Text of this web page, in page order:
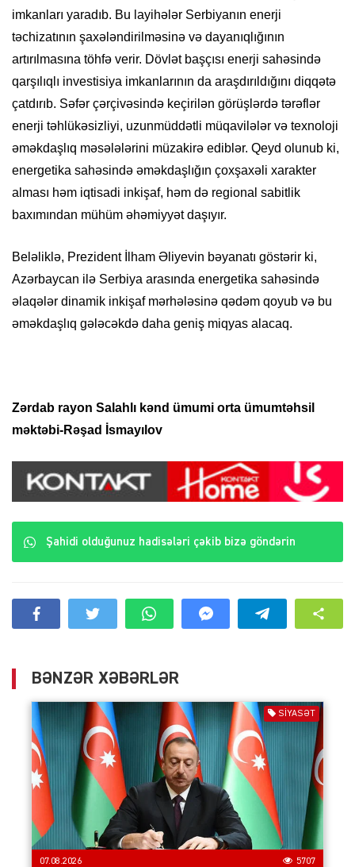
imkanları yaradıb. Bu layihələr Serbiyanın enerji
təchizatının şaxələndirilməsinə və dayanıqlığının
artırılmasına töhfə verir. Dövlət başçısı enerji sahəsində
qarşılıqlı investisiya imkanlarının da araşdırıldığını diqqətə
çatdırıb. Səfər çərçivəsində keçirilən görüşlərdə tərəflər
enerji təhlükəsizliyi, uzunmüddətli müqavilələr və texnoloji
əməkdaşlıq məsələlərini müzakirə ediblər. Qeyd olunub ki,
energetika sahəsində əməkdaşlığın çoxşaxəli xarakter
alması həm iqtisadi inkişaf, həm də regional sabitlik
baxımından mühüm əhəmiyyət daşıyır.
Beləliklə, Prezident İlham Əliyevin bəyanatı göstərir ki,
Azərbaycan ilə Serbiya arasında energetika sahəsində
əlaqələr dinamik inkişaf mərhələsinə qədəm qoyub və bu
əməkdaşlıq gələcəkdə daha geniş miqyas alacaq.
Zərdab rayon Salahlı kənd ümumi orta ümumtəhsil
məktəbi-Rəşad İsmayılov
Şahidi olduğunuz hadisələri çəkib bizə göndərin
BƏNZƏR XƏBƏRLƏR
SIYASƏT
07.08.2026 5707